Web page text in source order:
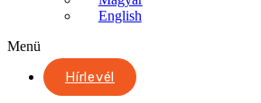
English
Menü
Hírlevél